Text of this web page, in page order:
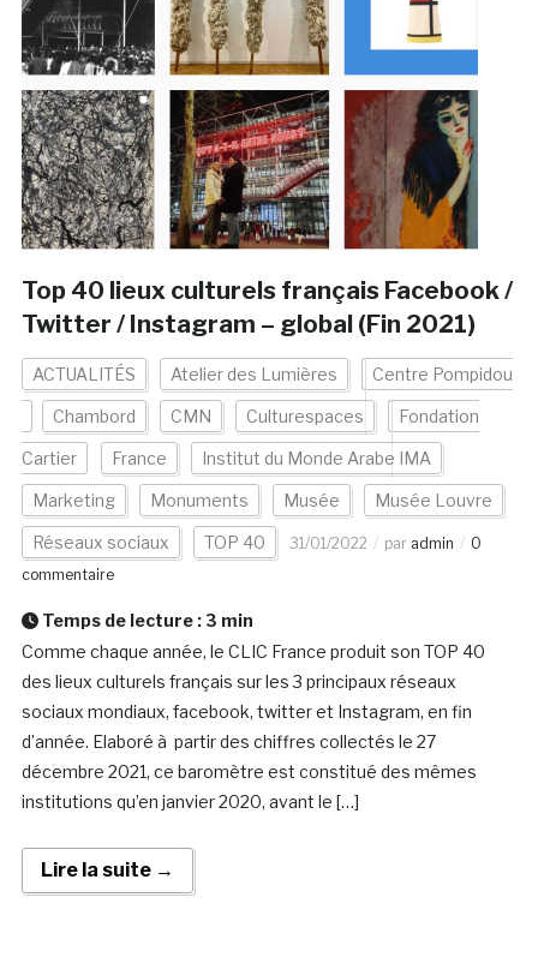
Top 40 lieux culturels français Facebook /
Twitter / Instagram – global (Fin 2021)
ACTUALITÉS Atelier des Lumières Centre Pompidou
Chambord CMN Culturespaces Fondation
Cartier France Institut du Monde Arabe IMA
Marketing Monuments Musée Musée Louvre
Réseaux sociaux TOP 40 31/01/2022 par admin
0
commentaire
Temps de lecture : 3 min
Comme chaque année, le CLIC France produit son TOP 40
des lieux culturels français sur les 3 principaux réseaux
sociaux mondiaux, facebook, twitter et Instagram, en fin
d’année. Elaboré à partir des chiffres collectés le 27
décembre 2021, ce baromètre est constitué des mêmes
institutions qu’en janvier 2020, avant le […]
Lire la suite →